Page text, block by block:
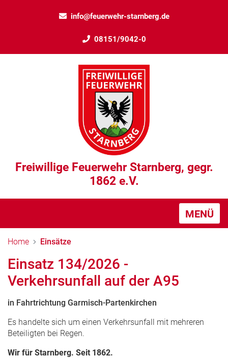
info@feuerwehr-starnberg.de
08151/9042-0
Freiwillige Feuerwehr Starnberg, gegr.
1862 e.V.
MENÜ
Home Einsätze
Einsatz 134/2026 -
Verkehrsunfall auf der A95
in Fahrtrichtung Garmisch-Partenkirchen
Es handelte sich um einen Verkehrsunfall mit mehreren
Beteiligten bei Regen.
Wir für Starnberg. Seit 1862.